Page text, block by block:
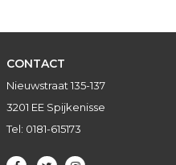
CONTACT
Nieuwstraat 135-137
3201 EE Spijkenisse
Tel: 0181-615173